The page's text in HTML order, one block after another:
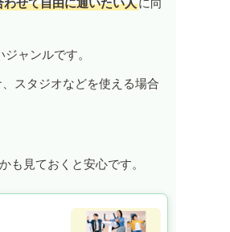
せて自由に通いたい人に向
ャンルです。
スタジオなどを使える場合
も見ておくと安心です。